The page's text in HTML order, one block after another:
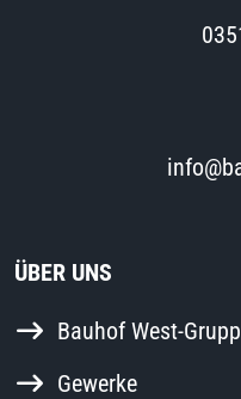
ÜBER UNS
Bauhof West-
Gewerke